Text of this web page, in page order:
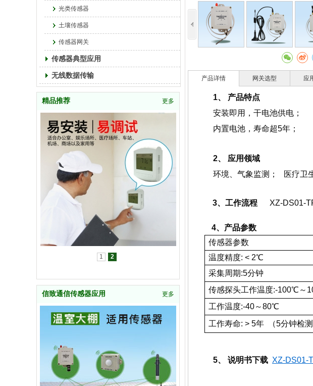
光类传感器
土壤传感器
传感器网关
传感器典型应用
无线数据传输
精品推荐 更多
1 2
信致通信传感器应用 更多
产品详情 网关选型 应
1、 产品特点
安装即用，干电池供电；
内置电池，寿命超5年；
2、 应用领域
环境、气象监测 ； 医疗卫
3、工作流程 XZ-DS01-
4、产品参数
传感器参数
温度精度: < 2℃
采集周期:5分钟
传感探头工作温度:-100℃～
工作温度:-40～80℃
工作寿命: > 5年 （5分钟检
5、 说明书下载 XZ-DS01-